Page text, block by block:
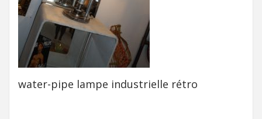
water-pipe lampe industrielle rétro